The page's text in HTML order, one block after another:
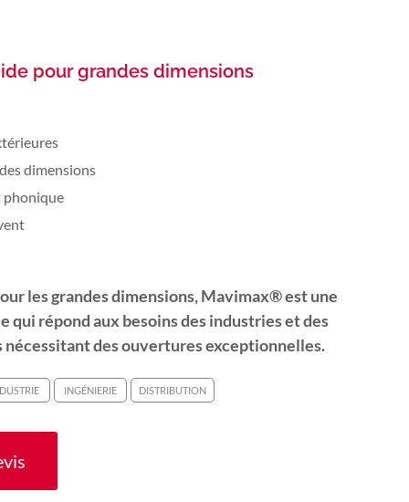
pour grandes dimensions
dimensions
phonique
les grandes dimensions, Mavimax®est une
qui répond aux besoins des industries et des
des ouvertures exceptionnelles.
INGÉNIERIE DISTRIBUTION